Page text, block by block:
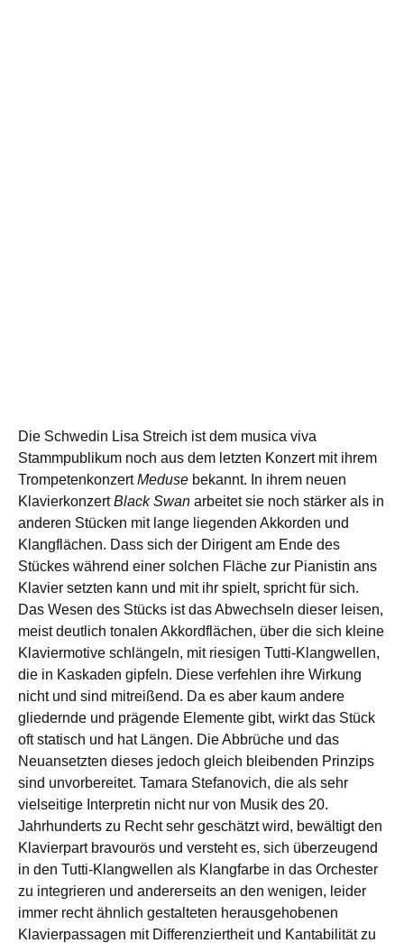
Die Schwedin Lisa Streich ist dem musica viva
Stammpublikum noch aus dem letzten Konzert mit ihrem
TrompetenkonzertMeduse bekannt. In ihrem neuen
KlavierkonzertBlack Swan arbeitet sie noch stärker als in
anderen Stücken mit lange liegenden Akkorden und
Klangflächen. Dass sich der Dirigent am Ende des
Stückes während einer solchen Fläche zur Pianistin ans
Klavier setzten kann und mit ihr spielt, spricht für sich.
Das Wesen des Stücks ist das Abwechseln dieser leisen,
meist deutlich tonalen Akkordflächen, über die sich kleine
Klaviermotive schlängeln, mit riesigen Tutti-Klangwellen,
die in Kaskaden gipfeln. Diese verfehlen ihre Wirkung
nicht und sind mitreißend. Da es aber kaum andere
gliedernde und prägende Elemente gibt, wirkt das Stück
oft statisch und hat Längen. Die Abbrüche und das
Neuansetzten dieses jedoch gleich bleibenden Prinzips
sind unvorbereitet. Tamara Stefanovich, die als sehr
vielseitige Interpretin nicht nur von Musik des 20.
Jahrhunderts zu Recht sehr geschätzt wird, bewältigt den
Klavierpart bravourös und versteht es, sich überzeugend
in den Tutti-Klangwellen als Klangfarbe in das Orchester
zu integrieren und andererseits an den wenigen, leider
immer recht ähnlich gestalteten herausgehobenen
Klavierpassagen mit Differenziertheit und Kantabilität zu